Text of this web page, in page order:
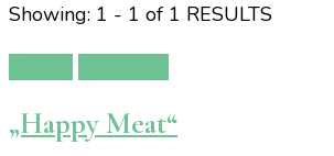
Showing: 1 - 1 of 1 RESULTS
„Happy Meat“